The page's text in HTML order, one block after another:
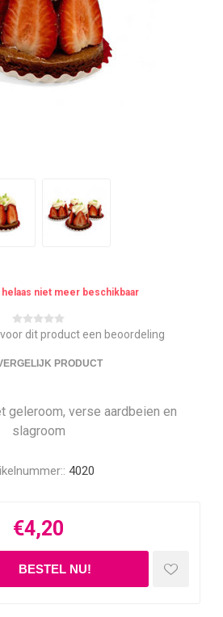
niet meer beschikbaar
dit product een beoordeling
PRODUCT
geleroom, verse aardbeien en
slagroom
4020
€4,20